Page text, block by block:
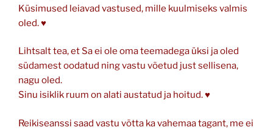
Küsimused leiavad vastused, mille kuulmiseks valmis
oled. ♥
Lihtsalt tea, et Sa ei ole oma teemadega üksi ja oled
südamest oodatud ning vastu võetud just sellisena,
nagu oled.
Sinu isiklik ruum on alati austatud ja hoitud. ♥
Reikiseanssi saad vastu võtta ka vahemaa tagant, me ei